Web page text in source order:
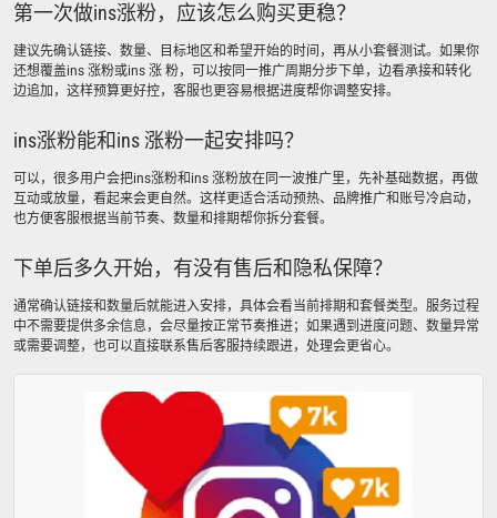
第一次做ins涨粉，应该怎么购买更稳？
建议先确认链接、数量、目标地区和希望开始的时间，再从小套餐测试。如果你
还想覆盖ins 涨粉或ins 涨 粉，可以按同一推广周期分步下单，边看承接和转化
边追加，这样预算更好控，客服也更容易根据进度帮你调整安排。
ins涨粉能和ins 涨粉一起安排吗？
可以，很多用户会把ins涨粉和ins 涨粉放在同一波推广里，先补基础数据，再做
互动或放量，看起来会更自然。这样更适合活动预热、品牌推广和账号冷启动，
也方便客服根据当前节奏、数量和排期帮你拆分套餐。
下单后多久开始，有没有售后和隐私保障？
通常确认链接和数量后就能进入安排，具体会看当前排期和套餐类型。服务过程
中不需要提供多余信息，会尽量按正常节奏推进；如果遇到进度问题、数量异常
或需要调整，也可以直接联系售后客服持续跟进，处理会更省心。